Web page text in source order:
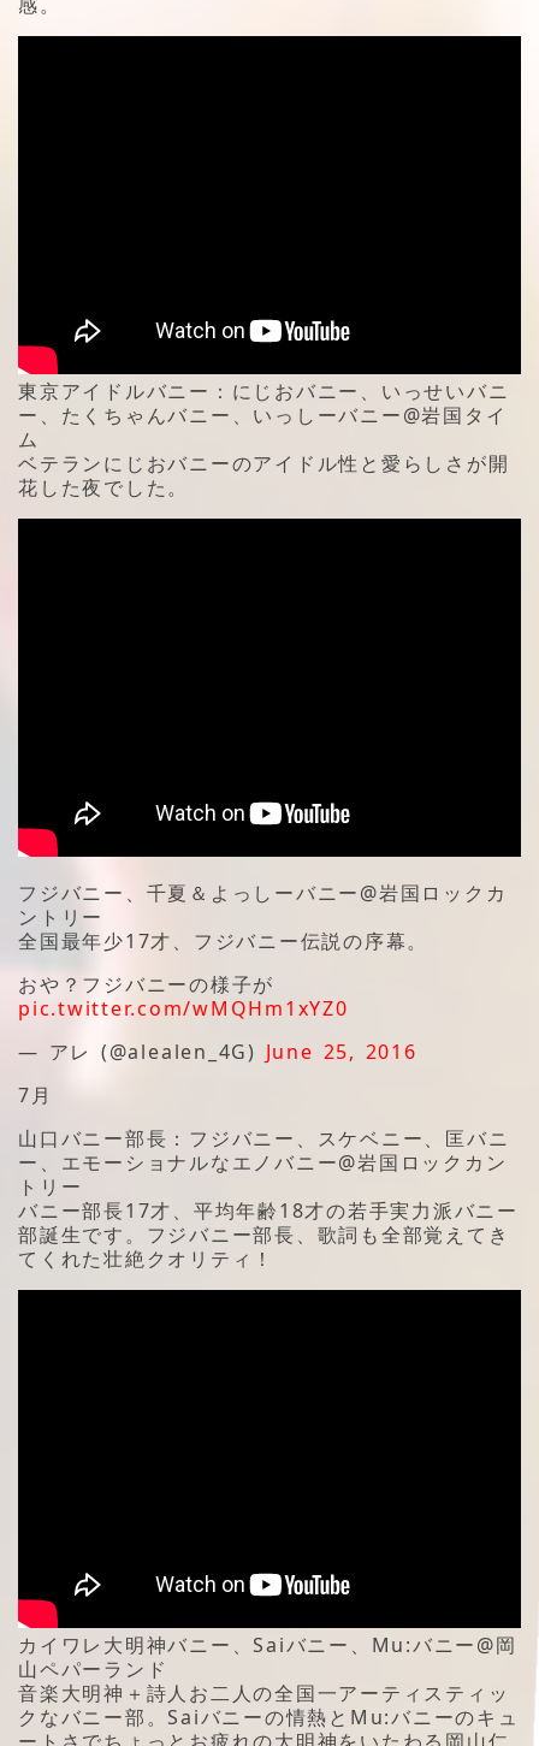
東京アイドルバニー：にじおバニー、いっせいバニ
ー、たくちゃんバニー、いっしーバニー@岩国タイ
ム
ベテランにじおバニーのアイドル性と愛らしさが開
花した夜でした。
フジバニー、千夏＆よっしーバニー@岩国ロックカ
ントリー
全国最年少17才、フジバニー伝説の序幕。
おや？フジバニーの様子が
pic.twitter.com/wMQHm1xYZ0
— アレ (@alealen_4G) June 25, 2016
7月
山口バニー部長：フジバニー、スケベニー、匡バニ
ー、エモーショナルなエノバニー@岩国ロックカン
トリー
バニー部長17才、平均年齢18才の若手実力派バニー
部誕生です。フジバニー部長、歌詞も全部覚えてき
てくれた壮絶クオリティ！
カイワレ大明神バニー、Saiバニー、Mu:バニー@岡
山ペパーランド
音楽大明神＋詩人お二人の全国一アーティスティッ
クなバニー部。Saiバニーの情熱とMu:バニーのキュ